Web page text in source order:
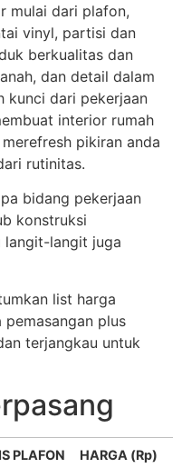
mulai dari plafon,
vinyl, partisi dan
berkualitas dan
dan detail dalam
kunci dari pekerjaan
interior rumah
pikiran anda
rutinitas.
bidang pekerjaan
konstruksi
langit-langit juga
list harga
pemasangan plus
terjangkau untuk
PLAFON HARGA (Rp)